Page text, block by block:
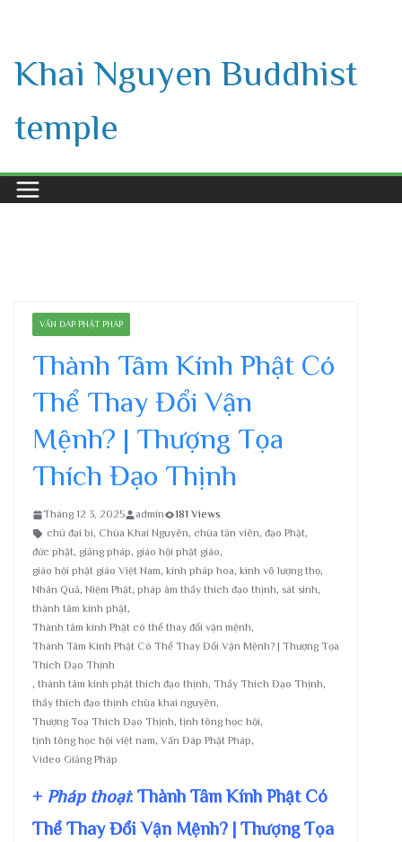
content
Khai Nguyen Buddhist
temple
VẤN ĐÁP PHẬT PHÁP
Thành Tâm Kính Phật Có
Thể Thay Đổi Vận
Mệnh? | Thượng Tọa
Thích Đạo Thịnh
Tháng 12 3, 2025 admin
181 Views
chú đại bi, Chùa Khai Nguyên, chùa tản viên, đạo Phật,
đức phật, giảng pháp, giáo hội phật giáo,
giáo hội phật giáo Việt Nam, kinh pháp hoa, kinh vô lượng thọ,
Nhân Quả, Niệm Phật, pháp âm thầy thích đạo thịnh, sát sinh,
thành tâm kính phật,
Thành tâm kính Phật có thể thay đổi vận mệnh,
Thành Tâm Kính Phật Có Thể Thay Đổi Vận Mệnh? | Thượng Tọa
Thích Đạo Thịnh
, thành tâm kính phật thích đạo thịnh, Thầy Thích Đạo Thịnh,
thầy thích đạo thịnh chùa khai nguyên,
Thượng Toạ Thích Đạo Thịnh, tịnh tông học hội,
tịnh tông học hội việt nam, Vấn Đáp Phật Pháp,
Video Giảng Pháp
+ Pháp thoại: Thành Tâm Kính Phật Có
Thể Thay Đổi Vận Mệnh? | Thượng Tọa